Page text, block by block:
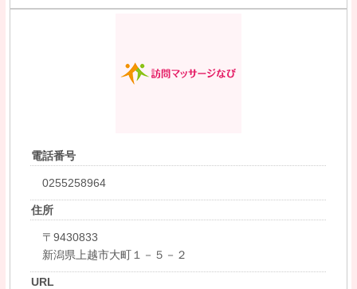
電話番号
0255258964
住所
〒9430833
新潟県上越市大町１－５－２
URL